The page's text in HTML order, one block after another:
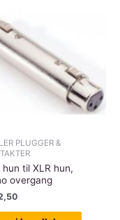
PLUGGER &
hun til XLR hun,
overgang